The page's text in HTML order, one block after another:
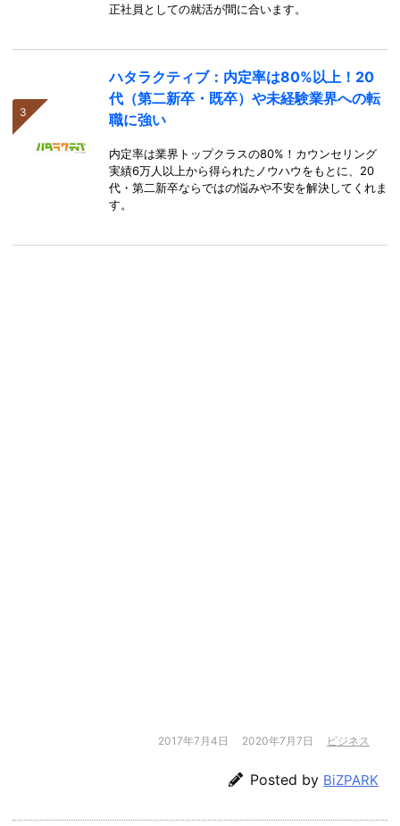
正社員としての就活が間に合います。
ハタラクティブ：内定率は80%以上！20
代（第二新卒・既卒）や未経験業界への転
職に強い
内定率は業界トップクラスの80%！カウンセリング
実績6万人以上から得られたノウハウをもとに、20
代・第二新卒ならではの悩みや不安を解決してくれま
す。
2017年7月4日 2020年7月7日 ビジネス
Posted by BiZPARK